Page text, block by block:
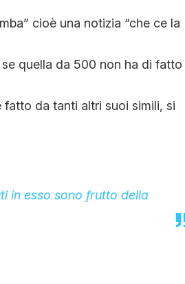
cioè una notizia “che ce la
quella da 500 non ha di fatto
da tanti altri suoi simili, si
in esso sono frutto della